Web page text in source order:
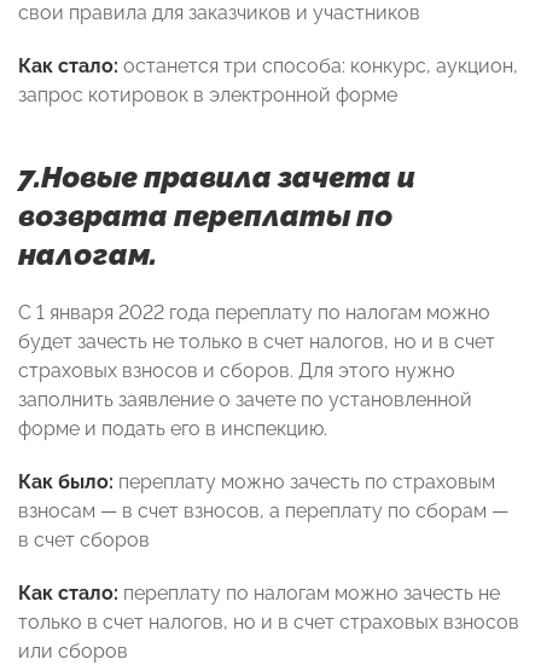
свои правила для заказчиков и участников
Как стало: останется три способа: конкурс, аукцион,
запрос котировок в электронной форме
7.Новые правила зачета и
возврата переплаты по
налогам.
С 1 января 2022 года переплату по налогам можно
будет зачесть не только в счет налогов, но и в счет
страховых взносов и сборов. Для этого нужно
заполнить заявление о зачете по установленной
форме и подать его в инспекцию.
Как было: переплату можно зачесть по страховым
взносам — в счет взносов, а переплату по сборам —
в счет сборов
Как стало: переплату по налогам можно зачесть не
только в счет налогов, но и в счет страховых взносов
или сборов